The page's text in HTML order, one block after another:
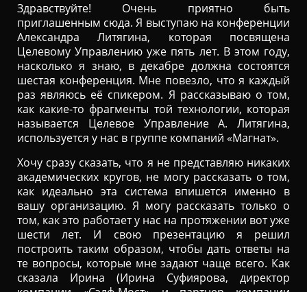
Здравствуйте! Очень приятно быть
приглашенным сюда. Я выступаю на конференции
Александра Литягина, которая посвящена
Целевому Управлению уже пять лет. В этом году,
насколько я знаю, в декабре должна состоятся
шестая конференция. Мне повезло, что я каждый
раз являюсь её спикером. Я рассказываю о том,
как какие-то фрагменты той технологии, которая
называется Целевое Управление А. Литягина,
используется у нас в группе компаний «Магнат».
Хочу сразу сказать, что я не представляю никаких
академических кругов, не могу рассказать о том,
как идеально эта система впишется именно в
вашу организацию. Я могу рассказать только о
том, как это работает у нас на протяжении вот уже
шести лет. И свою презентацию я решил
построить таким образом, чтобы дать ответы на
те вопросы, которые мне задают чаще всего. Как
сказала Ирина (Ирина Суфиярова, директор